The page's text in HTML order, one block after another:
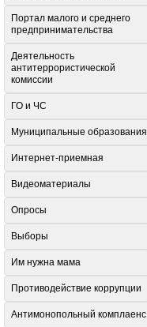
Портал малого и среднего
предпринимательства
Деятельность
антитеррористической
комиссии
ГО и ЧС
Муниципальные образования
Интернет-приемная
Видеоматериалы
Опросы
Выборы
Им нужна мама
Противодействие коррупции
Антимонопольный комплаенс